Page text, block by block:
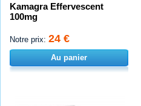
Kamagra Effervescent
100mg
Notre prix: 24 €
Au panier